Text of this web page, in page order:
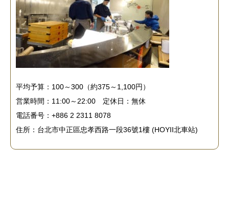
平均予算：100～300（約375～1,100円）
営業時間：11:00～22:00 定休日：無休
電話番号：+886 2 2311 8078
住所：台北市中正區忠孝西路一段36號1樓 (HOYII北車站)